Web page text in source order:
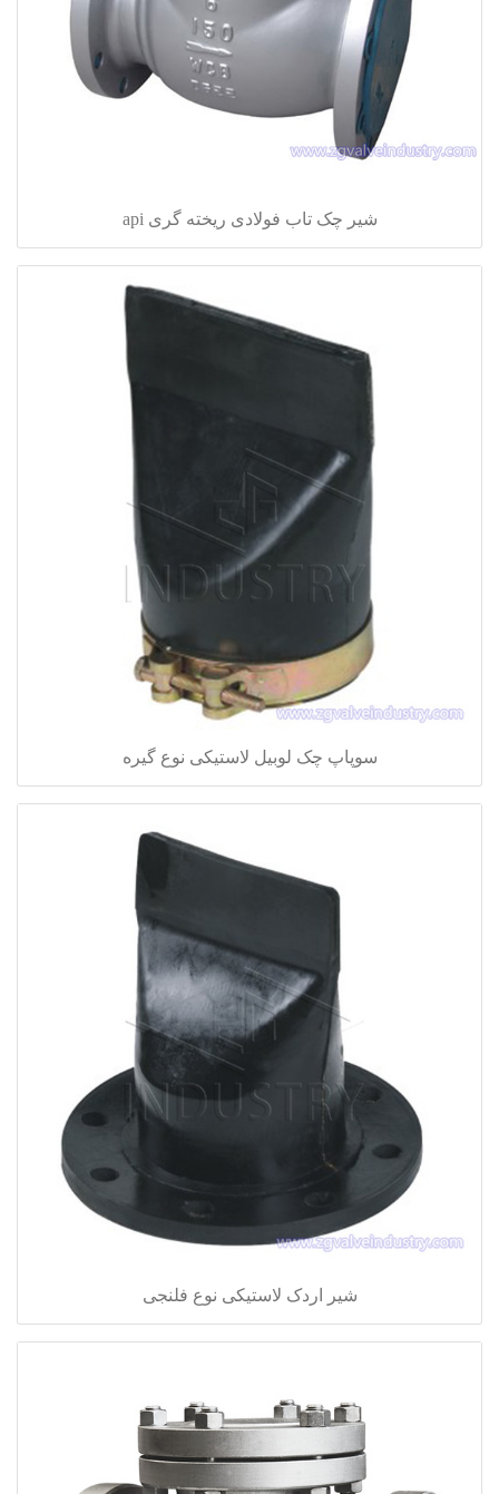
شیر چک تاب فولادی ریخته گری api
سوپاپ چک لوبیل لاستیکی نوع گیره
شیر اردک لاستیکی نوع فلنجی